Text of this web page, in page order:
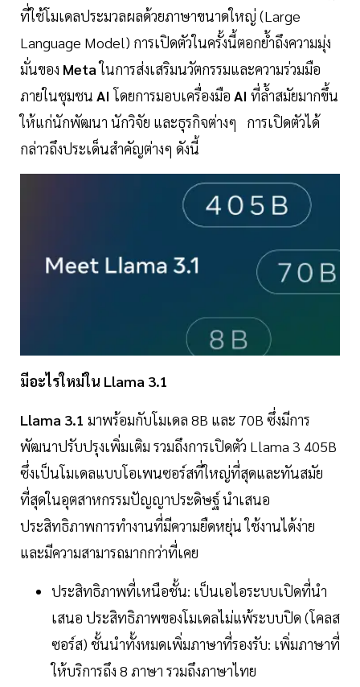
ที่ใช้โมเดลประมวลผลด้วยภาษาขนาดใหญ่ (Large
Language Model) การเปิดตัวในครั้งนี้ตอกย้ำถึงความมุ่ง
มั่นของ Metaในการส่งเสริมนวัตกรรมและความร่วมมือ
ภายในชุมชน AIโดยการมอบเครื่องมือ AI ที่ล้ำสมัยมากขึ้น
ให้แก่นักพัฒนา นักวิจัย และธุรกิจต่างๆ การเปิดตัวได้
กล่าวถึงประเด็นสำคัญต่างๆ ดังนี้
มีอะไรใหม่ใน Llama 3.1
Llama 3.1 มาพร้อมกับโมเดล 8B และ 70B ซึ่งมีการ
พัฒนาปรับปรุงเพิ่มเติม รวมถึงการเปิดตัว Llama 3 405B
ซึ่งเป็นโมเดลแบบโอเพนซอร์สที่ใหญ่ที่สุดและทันสมัย
ที่สุดในอุตสาหกรรมปัญญาประดิษฐ์ นำเสนอ
ประสิทธิภาพการทำงานที่มีความยืดหยุ่น ใช้งานได้ง่าย
และมีความสามารถมากกว่าที่เคย
ประสิทธิภาพที่เหนือชั้น: เป็นเอไอระบบเปิดที่นำ
เสนอ ประสิทธิภาพของโมเดลไม่แพ้ระบบปิด (โคลส
ซอร์ส) ชั้นนำทั้งหมดเพิ่มภาษาที่รองรับ: เพิ่มภาษาที่
ให้บริการถึง 8 ภาษา รวมถึงภาษาไทย